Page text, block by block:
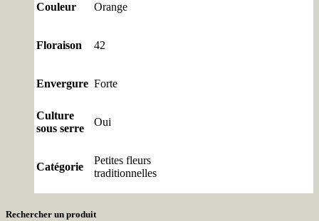
Couleur Orange
Floraison 42
Envergure Forte
Culture
sous serre
Oui
Catégorie
Petites fleurs
traditionnelles
Rechercher un produit